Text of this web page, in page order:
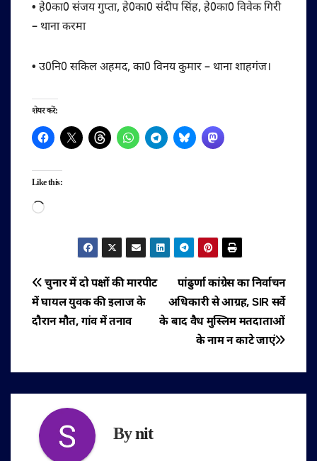
• हे0का0 संजय गुप्ता, हे0का0 संदीप सिंह, हे0का0 विवेक गिरी
– थाना करमा
• उ0नि0 सकिल अहमद, का0 विनय कुमार – थाना शाहगंज।
शेयर करें:
Like this:
Loading…
पोस्ट
नेविगेशन
पांढुर्णा कांग्रेस का निर्वाचन
अधिकारी से आग्रह, SIR सर्वे
के बाद वैध मुस्लिम मतदाताओं
के नाम न काटे जाएं
चुनार में दो पक्षों की मारपीट
में घायल युवक की इलाज के
दौरान मौत, गांव में तनाव
Bynit